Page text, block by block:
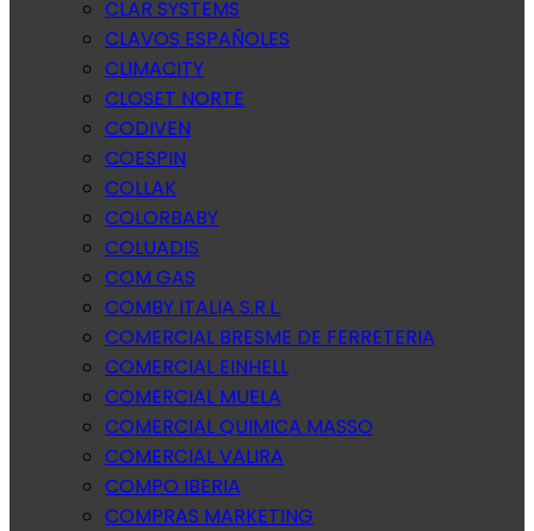
CLAR SYSTEMS
CLAVOS ESPAÑOLES
CLIMACITY
CLOSET NORTE
CODIVEN
COESPIN
COLLAK
COLORBABY
COLUADIS
COM GAS
COMBY ITALIA S.R.L.
COMERCIAL BRESME DE FERRETERIA
COMERCIAL EINHELL
COMERCIAL MUELA
COMERCIAL QUIMICA MASSO
COMERCIAL VALIRA
COMPO IBERIA
COMPRAS MARKETING